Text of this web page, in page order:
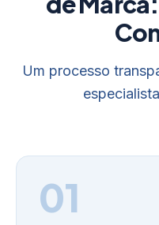
Um processo
01